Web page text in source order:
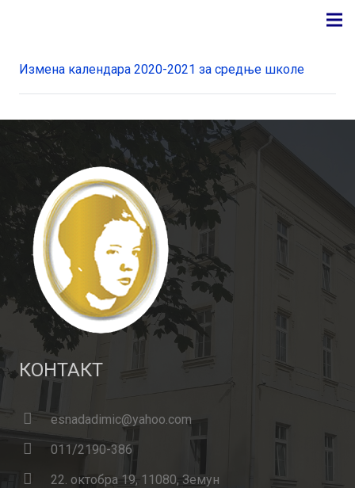
Измена календара 2020-2021 за средње школе
КОНТАКТ
esnadadimic@yahoo.com
011/2190-386
22. октобра 19, 11080, Земун